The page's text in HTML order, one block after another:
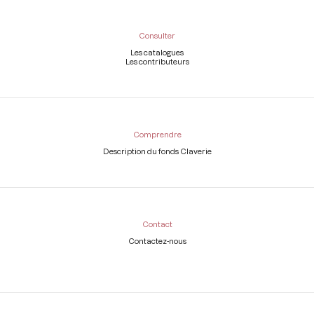
Consulter
Les catalogues
Les contributeurs
Comprendre
Description du fonds Claverie
Contact
Contactez-nous
Légal